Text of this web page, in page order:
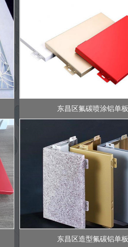
东昌区氟碳喷涂铝单板
东昌区造型氟碳铝单板